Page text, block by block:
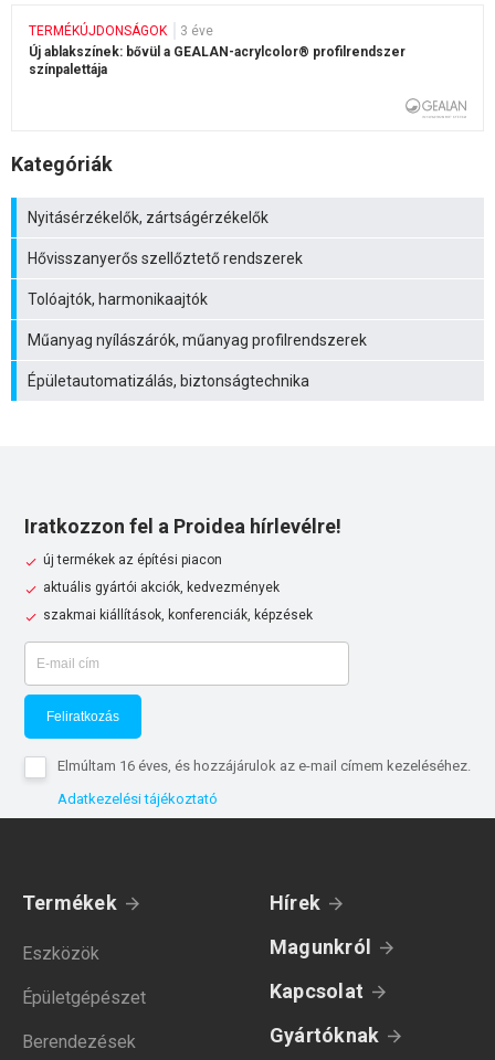
TERMÉKÚJDONSÁGOK
3 éve
Új ablakszínek: bővül a GEALAN-acrylcolor® profilrendszer
színpalettája
Kategóriák
Nyitásérzékelők, zártságérzékelők
Hővisszanyerős szellőztető rendszerek
Tolóajtók, harmonikaajtók
Műanyag nyílászárók, műanyag profilrendszerek
Épületautomatizálás, biztonságtechnika
Iratkozzon fel a Proidea hírlevélre!
új termékek az építési piacon
aktuális gyártói akciók, kedvezmények
szakmai kiállítások, konferenciák, képzések
Feliratkozás
Elmúltam 16 éves, és hozzájárulok az e-mail címem kezeléséhez.
Adatkezelési tájékoztató
Termékek
Eszközök
Épületgépészet
Berendezések
Hírek
Magunkról
Kapcsolat
Gyártóknak